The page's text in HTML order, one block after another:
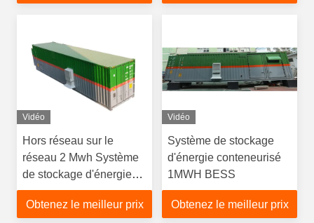
Vidéo
Hors réseau sur le
réseau 2 Mwh Système
de stockage d'énergie
conteneurisé Cellule
unique 57600 PCS
Obtenez le meilleur prix
Vidéo
Système de stockage
d'énergie conteneurisé
1MWH BESS
Obtenez le meilleur prix